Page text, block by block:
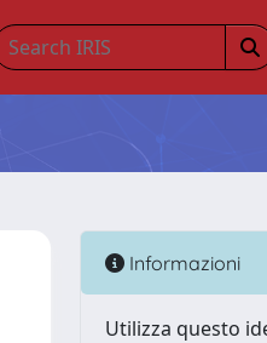
Informazioni
Utilizza questo